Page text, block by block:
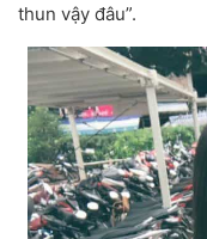
thun vậy đâu”.